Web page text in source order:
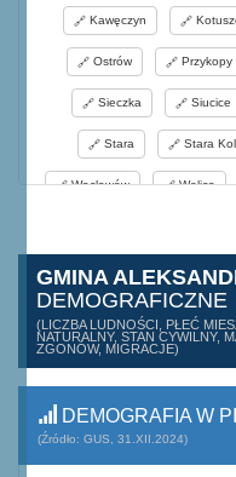
Kawęczyn
Ostrów Przykopy
Sieczka Siucice
Stara Stara
Wacławów Wolica
GMINA
DEMOGRAFICZNE
(LICZBA LUDNOŚCI, PŁEĆ
NATURALNY, STAN CYWILNY,
ZGONÓW, MIGRACJE)
DEMOGRAFIA W
(Źródło: GUS, 31.XII.2024)